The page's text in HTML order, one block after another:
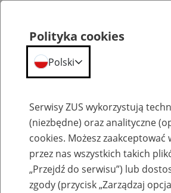
Szkolenia
Polityka cookies
Polski
Serwisy ZUS wykorzystują
(niezbędne) oraz analityczne
cookies. Możesz zaakceptować
przez nas wszystkich takich
„Przejdź do serwisu”) lub
zgody (przycisk „Zarządzaj